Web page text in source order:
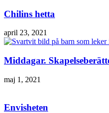
Chilins hetta
april 23, 2021
Middagar.
maj 1, 2021
Envisheten